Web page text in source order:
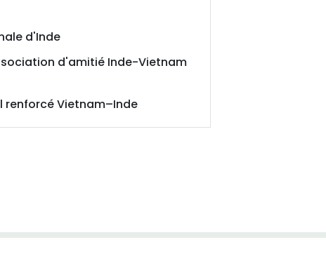
d'Inde
d'amitié Inde-Vietnam
Vietnam–Inde